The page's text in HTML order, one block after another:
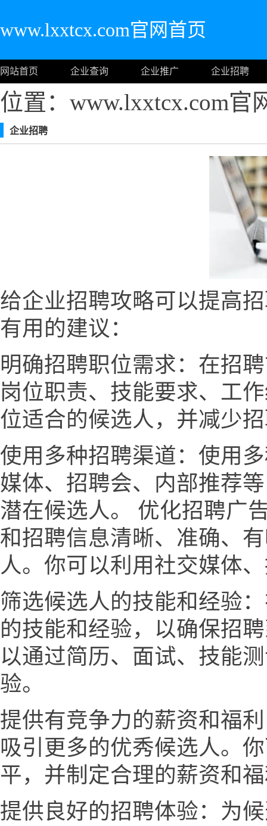
www.lxxtcx.com官网首页
网站首页 企业查询 企业推广 企业招聘
位置：www.lxxtcx.com官
企业招聘
给企业招聘攻略可以提高
有用的建议：
明确招聘职位需求：在招
岗位职责、技能要求、工
位适合的候选人，并减少
使用多种招聘渠道：使用
媒体、招聘会、内部推荐
潜在候选人。 优化招聘广
和招聘信息清晰、准确、
人。你可以利用社交媒体
筛选候选人的技能和经验
的技能和经验，以确保招
以通过简历、面试、技能
验。
提供有竞争力的薪资和福
吸引更多的优秀候选人。
平，并制定合理的薪资和
提供良好的招聘体验：为